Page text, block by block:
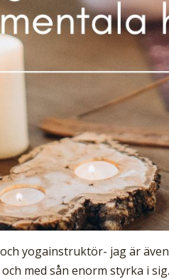
yogainstruktör- jag är
med sån enorm styrka i